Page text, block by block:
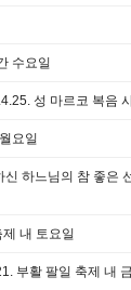
수요일
성 마르코 복음
요일
하느님의 참 좋은
내 토요일
부활 팔일 축제 내